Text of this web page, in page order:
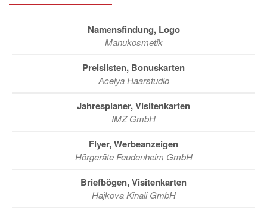
Namensfindung, Logo
Manukosmetik
Preislisten, Bonuskarten
Acelya Haarstudio
Jahresplaner, Visitenkarten
IMZ GmbH
Flyer, Werbeanzeigen
Hörgeräte Feudenheim GmbH
Briefbögen, Visitenkarten
Hajkova Kinali GmbH